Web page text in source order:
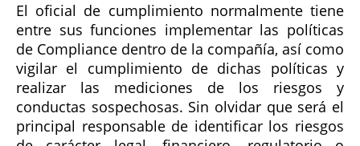
El oficial de cumplimiento normalmente tiene
entre sus funciones implementar las políticas
de Compliance dentro de la compañía, así como
vigilar el cumplimiento de dichas políticas y
realizar las mediciones de los riesgos y
conductas sospechosas. Sin olvidar que será el
principal responsable de identificar los riesgos